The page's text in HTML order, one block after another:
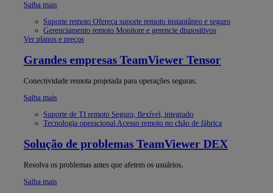
Saiba mais
Suporte remoto Ofereça suporte remoto instantâneo e seguro
Gerenciamento remoto Monitore e gerencie dispositivos
Ver planos e preços
Grandes empresas TeamViewer Tensor
Conectividade remota projetada para operações seguras.
Saiba mais
Suporte de TI remoto Seguro, flexível, integrado
Tecnologia operacional Acesso remoto no chão de fábrica
Solução de problemas TeamViewer DEX
Resolva os problemas antes que afetem os usuários.
Saiba mais